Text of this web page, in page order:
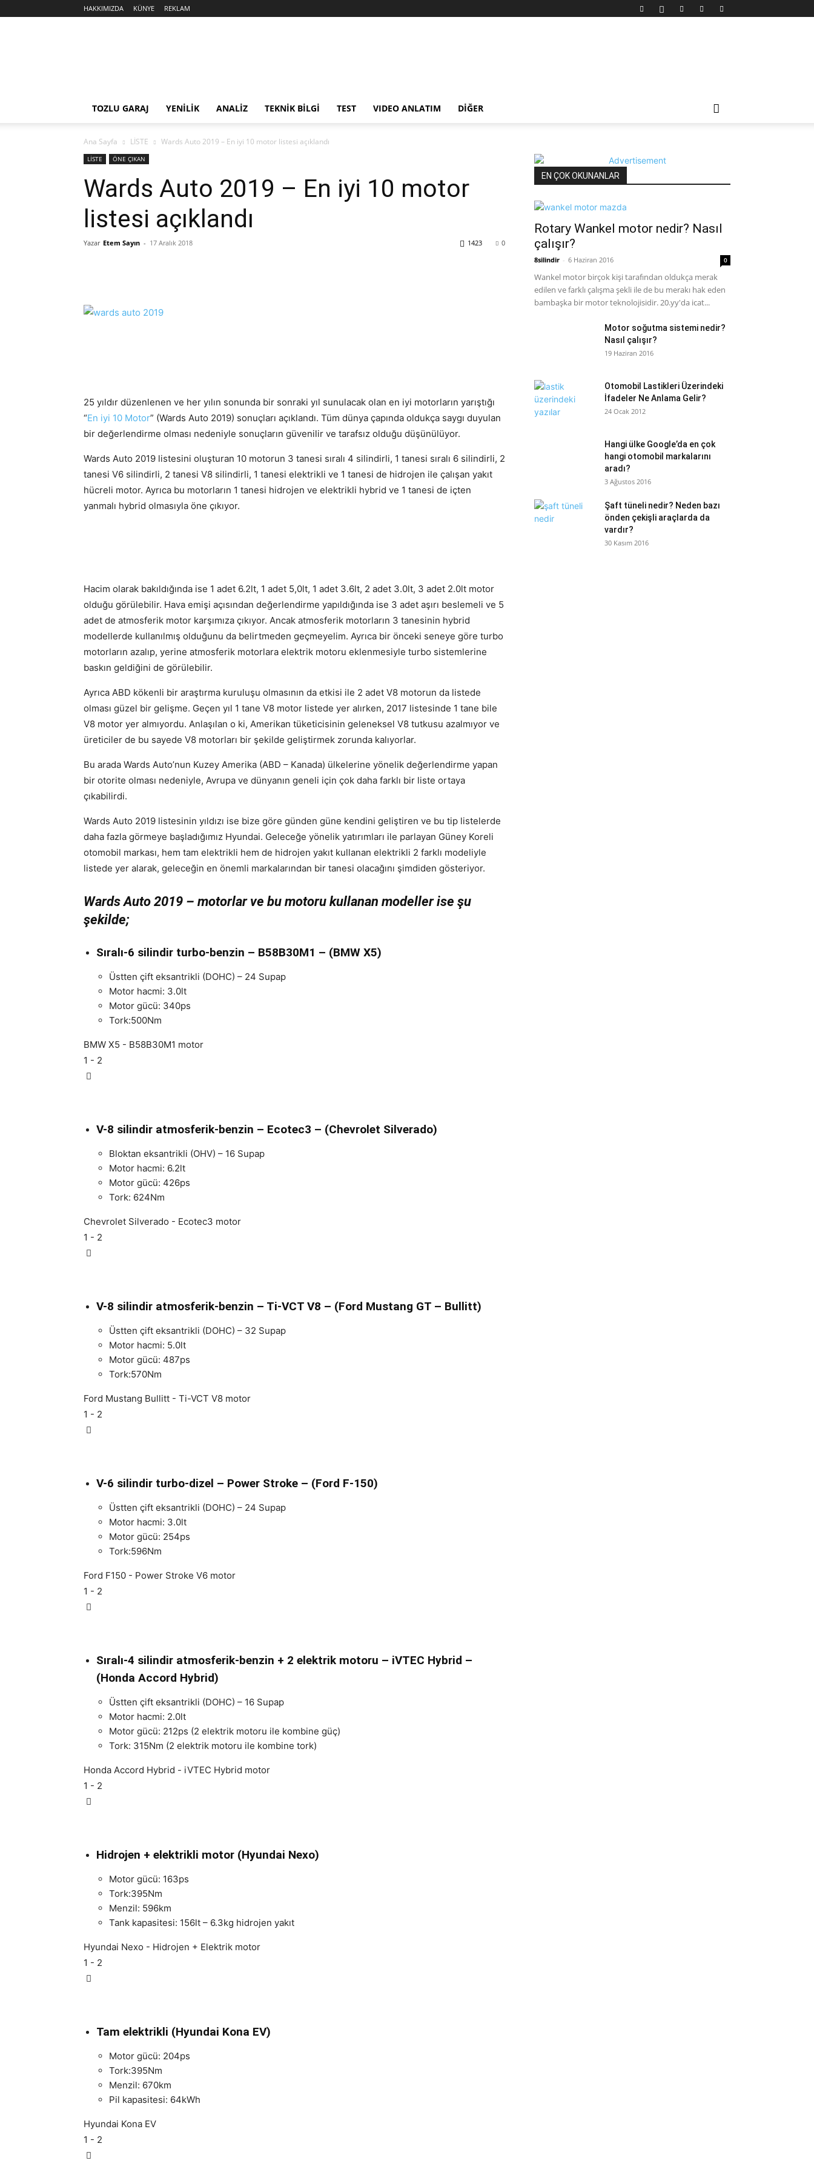
HAKKIMIZDA KÜNYE REKLAM
TOZLU GARAJ YENİLİK ANALİZ TEKNİK BİLGİ TEST VIDEO ANLATIM DİĞER
Ana Sayfa LİSTE Wards Auto 2019 – En iyi 10 motor listesi açıklandı
LİSTE ÖNE ÇIKAN
Wards Auto 2019 – En iyi 10 motor
listesi açıklandı
Yazar Etem Sayın - 17 Aralık 2018 0
1423
25 yıldır düzenlenen ve her yılın sonunda bir sonraki yıl sunulacak olan en iyi motorların yarıştığı
“En iyi 10 Motor” (Wards Auto 2019) sonuçları açıklandı. Tüm dünya çapında oldukça saygı duyulan
bir değerlendirme olması nedeniyle sonuçların güvenilir ve tarafsız olduğu düşünülüyor.
Wards Auto 2019 listesini oluşturan 10 motorun 3 tanesi sıralı 4 silindirli, 1 tanesi sıralı 6 silindirli, 2
tanesi V6 silindirli, 2 tanesi V8 silindirli, 1 tanesi elektrikli ve 1 tanesi de hidrojen ile çalışan yakıt
hücreli motor. Ayrıca bu motorların 1 tanesi hidrojen ve elektrikli hybrid ve 1 tanesi de içten
yanmalı hybrid olmasıyla öne çıkıyor.
Hacim olarak bakıldığında ise 1 adet 6.2lt, 1 adet 5,0lt, 1 adet 3.6lt, 2 adet 3.0lt, 3 adet 2.0lt motor
olduğu görülebilir. Hava emişi açısından değerlendirme yapıldığında ise 3 adet aşırı beslemeli ve 5
adet de atmosferik motor karşımıza çıkıyor. Ancak atmosferik motorların 3 tanesinin hybrid
modellerde kullanılmış olduğunu da belirtmeden geçmeyelim. Ayrıca bir önceki seneye göre turbo
motorların azalıp, yerine atmosferik motorlara elektrik motoru eklenmesiyle turbo sistemlerine
baskın geldiğini de görülebilir.
Ayrıca ABD kökenli bir araştırma kuruluşu olmasının da etkisi ile 2 adet V8 motorun da listede
olması güzel bir gelişme. Geçen yıl 1 tane V8 motor listede yer alırken, 2017 listesinde 1 tane bile
V8 motor yer almıyordu. Anlaşılan o ki, Amerikan tüketicisinin geleneksel V8 tutkusu azalmıyor ve
üreticiler de bu sayede V8 motorları bir şekilde geliştirmek zorunda kalıyorlar.
Bu arada Wards Auto’nun Kuzey Amerika (ABD – Kanada) ülkelerine yönelik değerlendirme yapan
bir otorite olması nedeniyle, Avrupa ve dünyanın geneli için çok daha farklı bir liste ortaya
çıkabilirdi.
Wards Auto 2019 listesinin yıldızı ise bize göre günden güne kendini geliştiren ve bu tip listelerde
daha fazla görmeye başladığımız Hyundai. Geleceğe yönelik yatırımları ile parlayan Güney Koreli
otomobil markası, hem tam elektrikli hem de hidrojen yakıt kullanan elektrikli 2 farklı modeliyle
listede yer alarak, geleceğin en önemli markalarından bir tanesi olacağını şimdiden gösteriyor.
Wards Auto 2019 – motorlar ve bu motoru kullanan modeller ise şu
şekilde;
Sıralı-6 silindir turbo-benzin – B58B30M1 – (BMW X5)
Üstten çift eksantrikli (DOHC) – 24 Supap
Motor hacmi: 3.0lt
Motor gücü: 340ps
Tork:500Nm
BMW X5 - B58B30M1 motor
1 - 2
V-8 silindir atmosferik-benzin – Ecotec3 – (Chevrolet Silverado)
Bloktan eksantrikli (OHV) – 16 Supap
Motor hacmi: 6.2lt
Motor gücü: 426ps
Tork: 624Nm
Chevrolet Silverado - Ecotec3 motor
1 - 2
V-8 silindir atmosferik-benzin – Ti-VCT V8 – (Ford Mustang GT – Bullitt)
Üstten çift eksantrikli (DOHC) – 32 Supap
Motor hacmi: 5.0lt
Motor gücü: 487ps
Tork:570Nm
Ford Mustang Bullitt - Ti-VCT V8 motor
1 - 2
V-6 silindir turbo-dizel – Power Stroke – (Ford F-150)
Üstten çift eksantrikli (DOHC) – 24 Supap
Motor hacmi: 3.0lt
Motor gücü: 254ps
Tork:596Nm
Ford F150 - Power Stroke V6 motor
1 - 2
Sıralı-4 silindir atmosferik-benzin + 2 elektrik motoru – iVTEC Hybrid –
(Honda Accord Hybrid)
Üstten çift eksantrikli (DOHC) – 16 Supap
Motor hacmi: 2.0lt
Motor gücü: 212ps (2 elektrik motoru ile kombine güç)
Tork: 315Nm (2 elektrik motoru ile kombine tork)
Honda Accord Hybrid - iVTEC Hybrid motor
1 - 2
Hidrojen + elektrikli motor (Hyundai Nexo)
Motor gücü: 163ps
Tork:395Nm
Menzil: 596km
Tank kapasitesi: 156lt – 6.3kg hidrojen yakıt
Hyundai Nexo - Hidrojen + Elektrik motor
1 - 2
Tam elektrikli (Hyundai Kona EV)
Motor gücü: 204ps
Tork:395Nm
Menzil: 670km
Pil kapasitesi: 64kWh
Hyundai Kona EV
1 - 2
EN ÇOK OKUNANLAR
Rotary Wankel motor nedir? Nasıl
çalışır?
8silindir - 6 Haziran 2016 0
Wankel motor birçok kişi tarafından oldukça merak
edilen ve farklı çalışma şekli ile de bu merakı hak eden
bambaşka bir motor teknolojisidir. 20.yy'da icat...
Motor soğutma sistemi nedir?
Nasıl çalışır?
19 Haziran 2016
Otomobil Lastikleri Üzerindeki
İfadeler Ne Anlama Gelir?
24 Ocak 2012
Hangi ülke Google’da en çok
hangi otomobil markalarını
aradı?
3 Ağustos 2016
Şaft tüneli nedir? Neden bazı
önden çekişli araçlarda da
vardır?
30 Kasım 2016